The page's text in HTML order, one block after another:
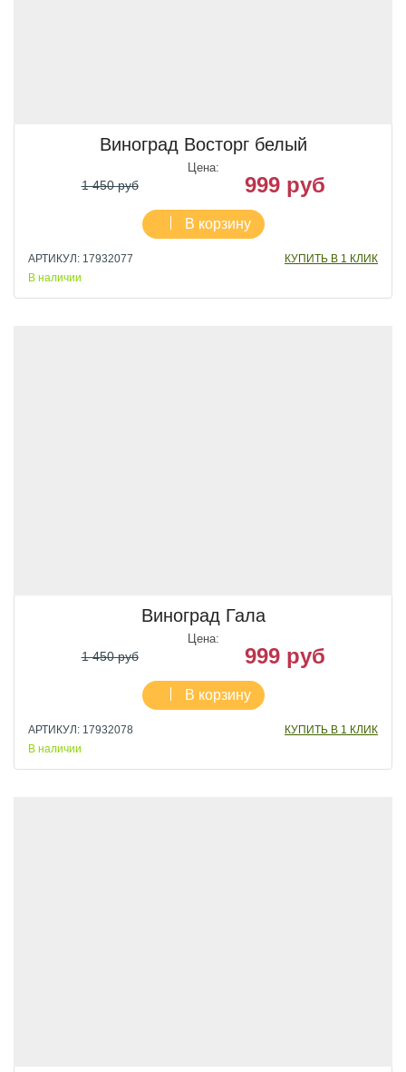
Виноград Восторг белый
Цена:
1 450 руб 999 руб
В корзину
АРТИКУЛ: 17932077
КУПИТЬ В 1 КЛИК
В наличии
Виноград Гала
Цена:
1 450 руб 999 руб
В корзину
АРТИКУЛ: 17932078
КУПИТЬ В 1 КЛИК
В наличии